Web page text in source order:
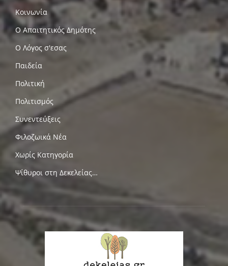
Κοινωνία
Ο Απαιτητικός Δημότης
Ο Λόγος σ'εσας
Παιδεία
Πολιτική
Πολιτισμός
Συνεντεύξεις
Φιλοζωικά Νέα
Χωρίς Κατηγορία
Ψίθυροι στη Δεκελείας…